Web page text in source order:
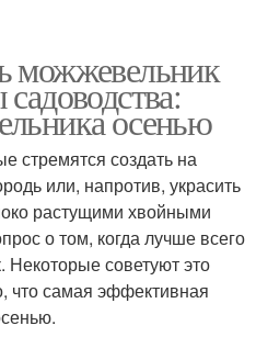
можжевельник
осенью
стремятся создать на
или, напротив, украсить
растущими хвойными
о том, когда лучше всего
советуют это
что самая эффективная